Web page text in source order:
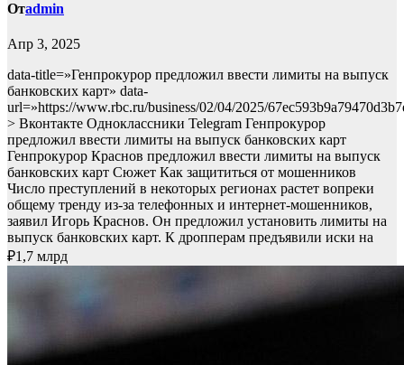
Отadmin
Апр 3, 2025
data-title=»Генпрокурор предложил ввести лимиты на выпуск
банковских карт» data-
url=»https://www.rbc.ru/business/02/04/2025/
> Вконтакте Одноклассники Telegram Генпрокурор
предложил ввести лимиты на выпуск банковских карт
Генпрокурор Краснов предложил ввести лимиты на выпуск
банковских карт Сюжет Как защититься от мошенников
Число преступлений в некоторых регионах растет вопреки
общему тренду из-за телефонных и интернет-мошенников,
заявил Игорь Краснов. Он предложил установить лимиты на
выпуск банковских карт. К дропперам предъявили иски на
₽1,7 млрд